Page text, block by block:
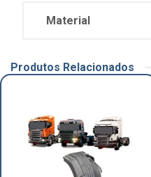
Material
Produtos Relacionados